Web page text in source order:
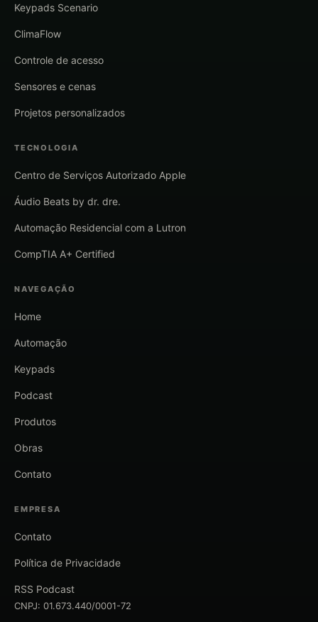
Keypads Scenario
ClimaFlow
Controle de acesso
Sensores e cenas
Projetos personalizados
TECNOLOGIA
Centro de Serviços Autorizado Apple
Áudio Beats by dr. dre.
Automação Residencial com a Lutron
CompTIA A+ Certified
NAVEGAÇÃO
Home
Automação
Keypads
Podcast
Produtos
Obras
Contato
EMPRESA
Contato
Política de Privacidade
RSS Podcast
CNPJ: 01.673.440/0001-72